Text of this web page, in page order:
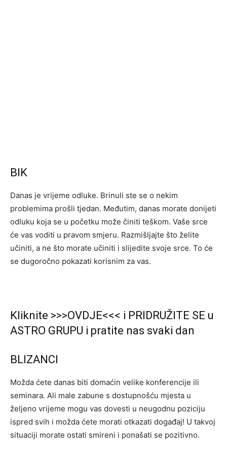
BIK
Danas je vrijeme odluke. Brinuli ste se o nekim
problemima prošli tjedan. Međutim, danas morate donijeti
odluku koja se u početku može činiti teškom. Vaše srce
će vas voditi u pravom smjeru. Razmišljajte što želite
učiniti, a ne što morate učiniti i slijedite svoje srce. To će
se dugoročno pokazati korisnim za vas.
Kliknite >>>OVDJE<<< i PRIDRUŽITE SE u
ASTRO GRUPU i pratite nas svaki dan
BLIZANCI
Možda ćete danas biti domaćin velike konferencije ili
seminara. Ali male zabune s dostupnošću mjesta u
željeno vrijeme mogu vas dovesti u neugodnu poziciju
ispred svih i možda ćete morati otkazati događaj! U takvoj
situaciji morate ostati smireni i ponašati se pozitivno.